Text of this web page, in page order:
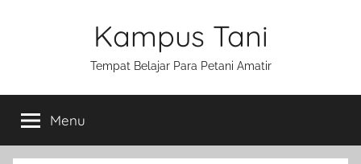
Kampus Tani
Tempat Belajar Para Petani Amatir
Menu